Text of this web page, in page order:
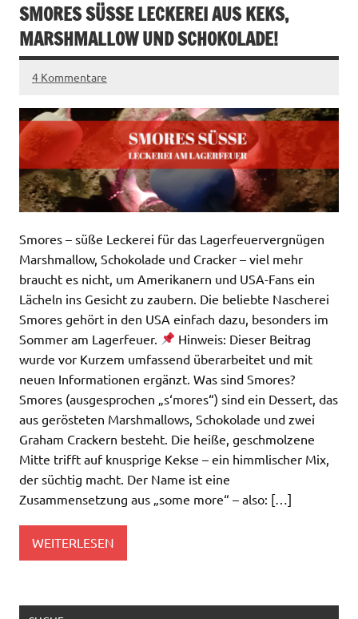
SMORES SÜSSE LECKEREI AUS KEKS, M
ARSHMALLOW UND SCHOKOLADE!
4 Kommentare
Smores – süße Leckerei für das Lagerfeuervergnügen
Marshmallow, Schokolade und Cracker – viel mehr
braucht es nicht, um Amerikanern und USA-Fans ein
Lächeln ins Gesicht zu zaubern. Die beliebte Nascherei
Smores gehört in den USA einfach dazu, besonders im
Sommer am Lagerfeuer.
Hinweis: Dieser Beitrag
wurde vor Kurzem umfassend überarbeitet und mit
neuen Informationen ergänzt. Was sind Smores?
Smores (ausgesprochen „s‘mores“) sind ein Dessert, das
aus gerösteten Marshmallows, Schokolade und zwei
Graham Crackern besteht. Die heiße, geschmolzene
Mitte trifft auf knusprige Kekse – ein himmlischer Mix,
der süchtig macht. Der Name ist eine
Zusammensetzung aus „some more“ – also: […]
WEITERLESEN